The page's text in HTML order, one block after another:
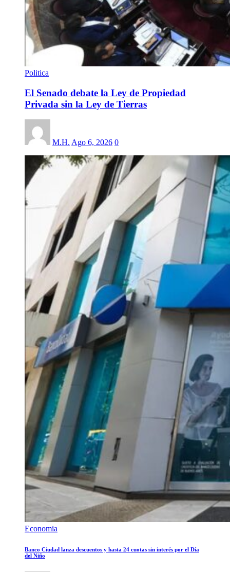
Politica
El Senado debate la Ley de Propiedad
Privada sin la Ley de Tierras
M.H. Ago 6, 2026 0
Economia
Banco Ciudad lanza descuentos y hasta 24 cuotas sin interés por el Día
del Niño